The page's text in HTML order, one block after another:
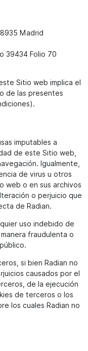
Madrid
39434 Folio 70
Sitio web implica el
de las presentes
imputables a
de este Sitio web,
Igualmente,
de virus u otros
web o en sus archivos
o perjuicio que
de Radian.
uso indebido de
fraudulenta o
si bien Radian no
causados por el
de la ejecución
de terceros o los
los cuales Radian no